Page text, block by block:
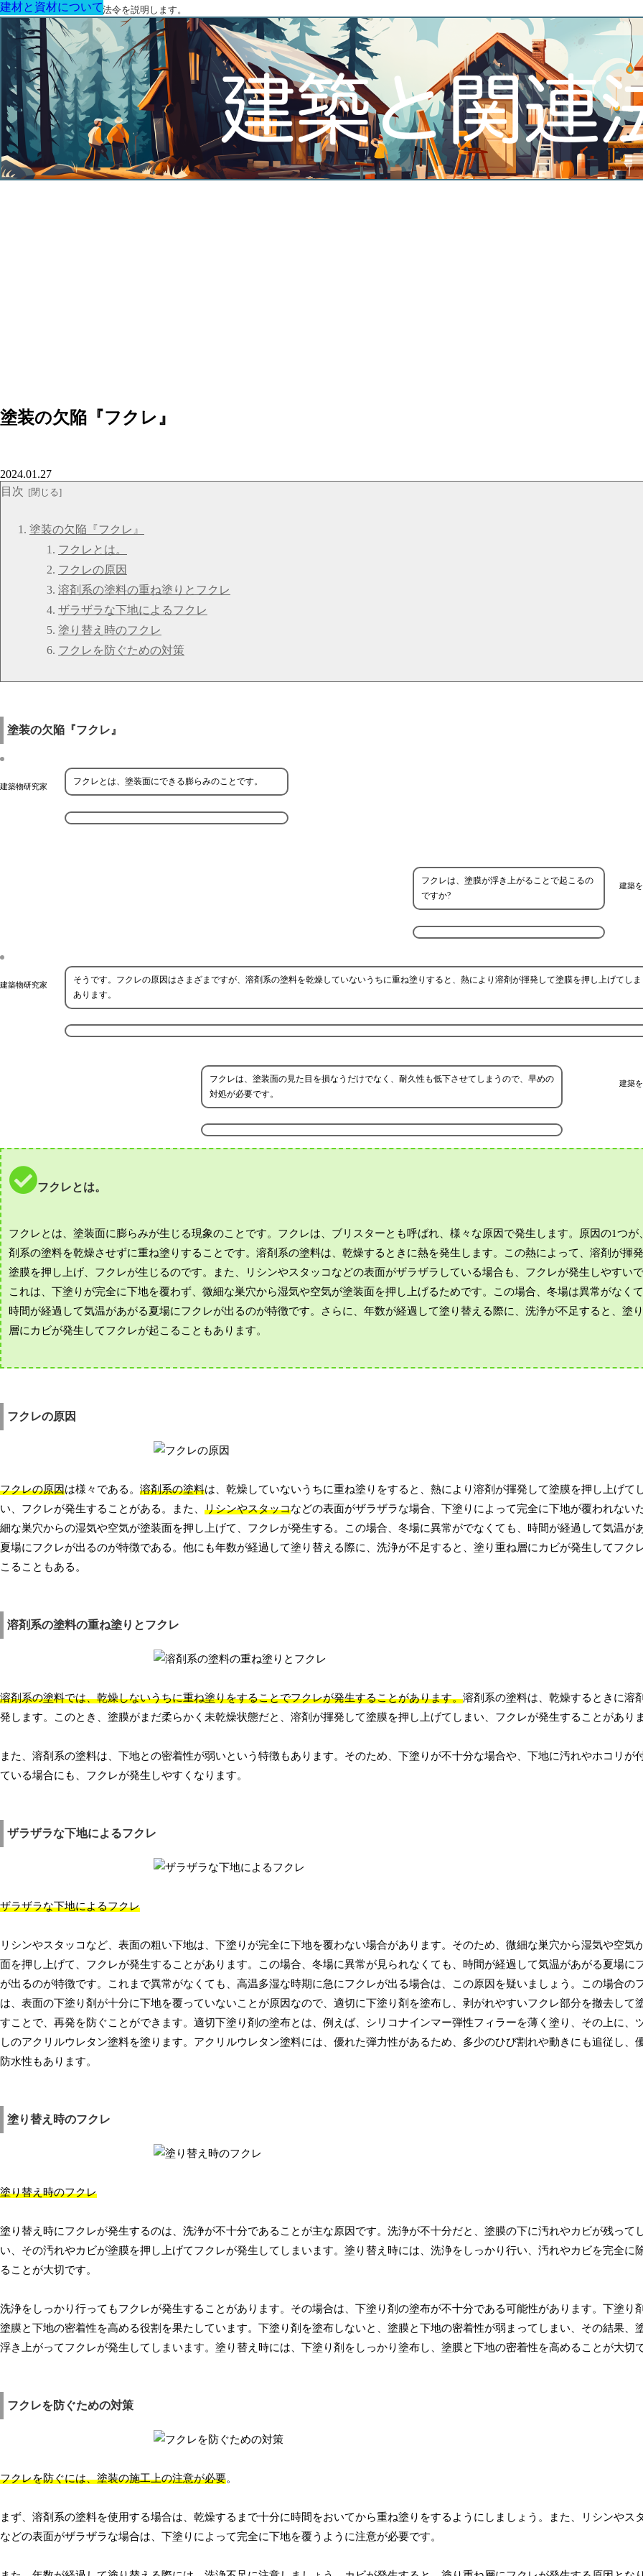
建築に関する用語と関連法令を説明します。
塗装の欠陥『フクレ』
建材と資材について
2024.01.27
目次
塗装の欠陥『フクレ』
フクレとは。
フクレの原因
溶剤系の塗料の重ね塗りとフクレ
ザラザラな下地によるフクレ
塗り替え時のフクレ
フクレを防ぐための対策
塗装の欠陥『フクレ』
建築物研究家 フクレとは、塗装面にできる膨らみのことです。
建築
フクレは、塗膜が浮き上がることで起こるの
ですか?
建築物研究家
そうです。フクレの原因はさまざまですが、溶剤系の塗料を乾燥していないうちに重ね塗りすると、熱により溶剤が揮発して塗膜を押し上げてし
あります。
建築
フクレは、塗装面の見た目を損なうだけでなく、耐久性も低下させてしまうので、早めの
対処が必要です。
フクレとは。
フクレとは、塗装面に膨らみが生じる現象のことです。フクレは、ブリスターとも呼ばれ、様々な原因で発生します。原因の1つが
剤系の塗料を乾燥させずに重ね塗りすることです。溶剤系の塗料は、乾燥するときに熱を発生します。この熱によって、溶剤が揮
塗膜を押し上げ、フクレが生じるのです。また、リシンやスタッコなどの表面がザラザラしている場合も、フクレが発生しやすい
これは、下塗りが完全に下地を覆わず、微細な巣穴から湿気や空気が塗装面を押し上げるためです。この場合、冬場は異常がなく
時間が経過して気温があがる夏場にフクレが出るのが特徴です。さらに、年数が経過して塗り替える際に、洗浄が不足すると、塗
層にカビが発生してフクレが起こることもあります。
フクレの原因
フクレの原因は様々である。 溶剤系の塗料は、乾燥していないうちに重ね塗りをすると、熱により溶剤が揮発して塗膜を押し上げて
い、フクレが発生することがある。また、 リシンやスタッコなどの表面がザラザラな場合、下塗りによって完全に下地が覆われない
細な巣穴からの湿気や空気が塗装面を押し上げて、フクレが発生する。この場合、冬場に異常がでなくても、時間が経過して気温が
夏場にフクレが出るのが特徴である。他にも年数が経過して塗り替える際に、洗浄が不足すると、塗り重ね層にカビが発生してフク
こることもある。
溶剤系の塗料の重ね塗りとフクレ
溶剤系の塗料では、乾燥しないうちに重ね塗りをすることでフクレが発生することがあります。溶剤系の塗料は、乾燥するときに溶
発します。このとき、塗膜がまだ柔らかく未乾燥状態だと、溶剤が揮発して塗膜を押し上げてしまい、フクレが発生することがあり
また、溶剤系の塗料は、下地との密着性が弱いという特徴もあります。そのため、下塗りが不十分な場合や、下地に汚れやホコリが
ている場合にも、フクレが発生しやすくなります。
ザラザラな下地によるフクレ
ザラザラな下地によるフクレ
リシンやスタッコなど、表面の粗い下地は、下塗りが完全に下地を覆わない場合があります。そのため、微細な巣穴から湿気や空気
面を押し上げて、フクレが発生することがあります。この場合、冬場に異常が見られなくても、時間が経過して気温があがる夏場に
が出るのが特徴です。これまで異常がなくても、高温多湿な時期に急にフクレが出る場合は、この原因を疑いましょう。この場合の
は、表面の下塗り剤が十分に下地を覆っていないことが原因なので、適切に下塗り剤を塗布し、剥がれやすいフクレ部分を撤去して
すことで、再発を防ぐことができます。適切下塗り剤の塗布とは、例えば、シリコナインマー弾性フィラーを薄く塗り、その上に、
しのアクリルウレタン塗料を塗ります。アクリルウレタン塗料には、優れた弾力性があるため、多少のひび割れや動きにも追従し、
防水性もあります。
塗り替え時のフクレ
塗り替え時のフクレ
塗り替え時にフクレが発生するのは、洗浄が不十分であることが主な原因です。洗浄が不十分だと、塗膜の下に汚れやカビが残って
い、その汚れやカビが塗膜を押し上げてフクレが発生してしまいます。塗り替え時には、洗浄をしっかり行い、汚れやカビを完全に
ることが大切です。
洗浄をしっかり行ってもフクレが発生することがあります。その場合は、下塗り剤の塗布が不十分である可能性があります。下塗り
塗膜と下地の密着性を高める役割を果たしています。下塗り剤を塗布しないと、塗膜と下地の密着性が弱まってしまい、その結果、
浮き上がってフクレが発生してしまいます。塗り替え時には、下塗り剤をしっかり塗布し、塗膜と下地の密着性を高めることが大切
フクレを防ぐための対策
フクレを防ぐには、塗装の施工上の注意が必要。
まず、溶剤系の塗料を使用する場合は、乾燥するまで十分に時間をおいてから重ね塗りをするようにしましょう。また、リシンやス
などの表面がザラザラな場合は、下塗りによって完全に下地を覆うように注意が必要です。
建材と資材について
建材と資材について
建材と資材について
建材と資材について
建材と資材について
建材と資材について